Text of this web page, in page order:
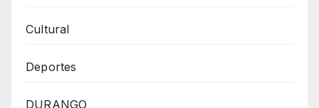
Cultural
Deportes
DURANGO